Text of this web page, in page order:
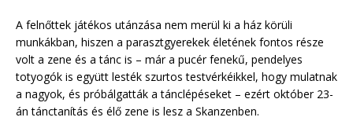
A felnőttek játékos utánzása nem merül ki a ház körüli
munkákban, hiszen a parasztgyerekek életének fontos része
volt a zene és a tánc is – már a pucér fenekű, pendelyes
totyogók is együtt lesték szurtos testvérkéikkel, hogy mulatnak
a nagyok, és próbálgatták a tánclépéseket – ezért október 23-
án tánctanítás és élő zene is lesz a Skanzenben.